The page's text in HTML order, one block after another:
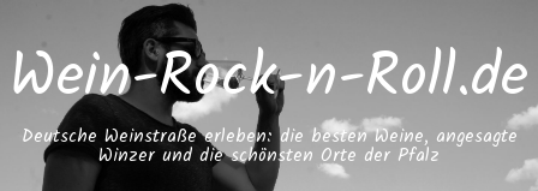
Wein-Rock-n-Roll.de
Deutsche Weinstraße erleben: die besten Weine, angesagte
Winzer und die schönsten Orte der Pfalz